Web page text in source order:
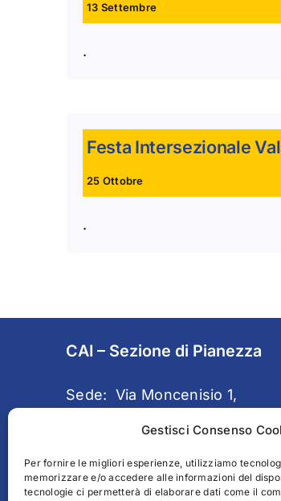
Gestisci Consenso
Per fornire le migliori esperienze, utilizziamo
memorizzare e/o accedere alle informazioni del
tecnologie ci permetterà di elaborare dati come il
13 Settembre
.
Festa Intersezionale
25 Ottobre
.
CAI – Sezione di Pianezza
Sede: Via Moncenisio 1,
Email:caipianezza@gmail.com
PEC:pianezza@pec.cai.it